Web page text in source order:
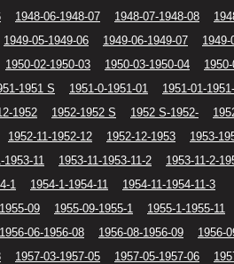
1948-06-1948-07 1948-07-1948-08
1949-05-1949-06 1949-06-1949-07
1949-
1950-02-1950-03 1950-03-1950-04
1951 S 1951-0-1951-01
1951-01-
1952 1952-1952 S 1952 S-1952-
1952-11-1952-12 1952-12-1953
1953-
1953-11 1953-11-1953-11-2
1953-11-2-
1 1954-1-1954-11
1954-11-1954-11-3
09 1955-09-1955-1
1955-1-1955-11
1956-06-1956-08 1956-08-1956-09
1956-
1957-03-1957-05 1957-05-1957-06